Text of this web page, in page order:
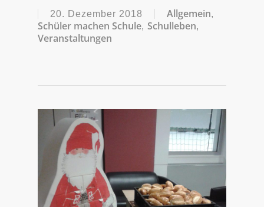
20. Dezember 2018 Allgemein,
Schüler machen Schule, Schulleben,
Veranstaltungen